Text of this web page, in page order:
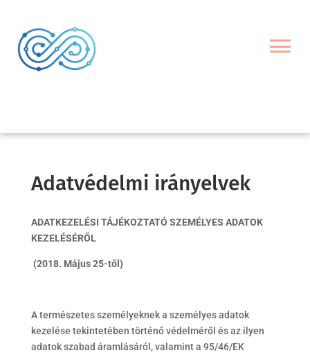
Adatvédelmi irányelvek
ADATKEZELÉSI TÁJÉKOZTATÓ SZEMÉLYES ADATOK
KEZELÉSÉRŐL
(2018. Május 25-től)
A természetes személyeknek a személyes adatok
kezelése tekintetében történő védelméről és az ilyen
adatok szabad áramlásáról, valamint a 95/46/EK